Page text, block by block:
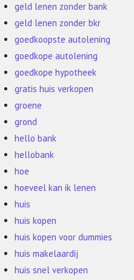
geld lenen zonder bank
geld lenen zonder bkr
goedkoopste autolening
goedkope autolening
goedkope hypotheek
gratis huis verkopen
groene
grond
hello bank
hellobank
hoe
hoeveel kan ik lenen
huis
huis kopen
huis kopen voor dummies
huis makelaardij
huis snel verkopen